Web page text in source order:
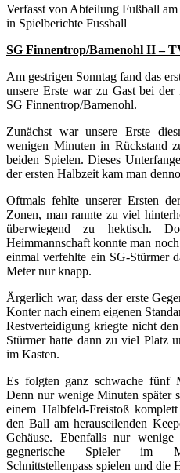
Verfasst von Abteilung Fußball am
in Spielberichte Fussball
SG Finnentrop/Bamenohl II –
Am gestrigen Sonntag fand das
unsere Erste war zu Gast bei
SG Finnentrop/Bamenohl.
Zunächst war unsere Erste
wenigen Minuten in Rückstand
beiden Spielen. Dieses
der ersten Halbzeit kam man
Oftmals fehlte unserer Ersten
Zonen, man rannte zu viel
überwiegend zu hektisch.
Heimmannschaft konnte man
einmal verfehlte ein SG-Stürmer
Meter nur knapp.
Ärgerlich war, dass der erste
Konter nach einem eigenen
Restverteidigung kriegte nicht
Stürmer hatte dann zu viel Platz
im Kasten.
Es folgten ganz schwache fünf
Denn nur wenige Minuten später
einem Halbfeld-Freistoß
den Ball am herauseilenden
Gehäuse. Ebenfalls nur
gegnerische Spieler im
Schnittstellenpass spielen und die